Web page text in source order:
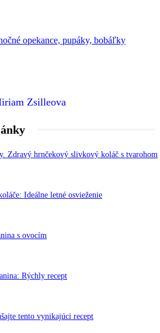
opekance, pupáky, bobáľky
Zsilleova
Zdravý hrnčekový slivkový koláč s tvarohom
Ideálne letné osvieženie
s ovocím
Rýchly recept
tento vynikajúci recept